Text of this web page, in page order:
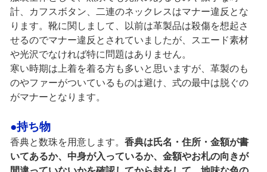
計、カフスボタン、二連のネックレスはマナー違反とな
ります。靴に関しまして、以前は革製品は殺傷を想起さ
せるのでマナー違反とされていましたが、スエード素材
や光沢でなければ特に問題はありません。
寒い時期は上着を着る方も多いと思いますが、革製のも
のやファーがついているものは避け、式の最中は脱ぐの
がマナーとなります。
●持ち物
香典と数珠を用意します。 香典は氏名・住所・金額が書
いてあるか、中身が入っているか、金額やお札の向きが